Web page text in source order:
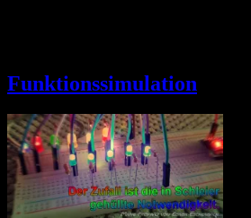
Funktionssimulation